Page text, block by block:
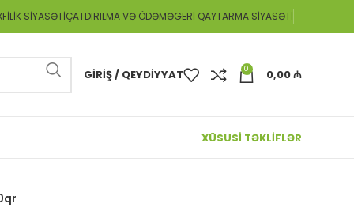
SIYASƏTIÇATDIRILMA VƏ ÖDƏMƏGERI QAYTARMA SIYASƏTI
GIRIŞ / QEYDIYYAT 0 0,00₼
XÜSUSİ TƏKLİFLƏR